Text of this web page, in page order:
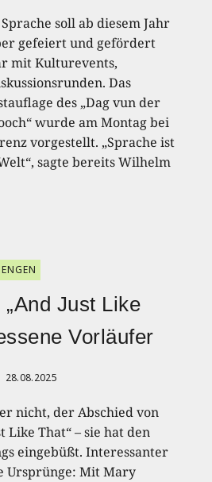
soll ab diesem Jahr
gefeiert und gefördert
mit Kulturevents,
Das
des „Dag vun der
wurde am Montag bei
vorgestellt. „Sprache ist
sagte bereits Wilhelm
Just Like
Vorläufer
28.08.2025
nicht, der Abschied von
Like That“ – sie hat den
eingebüßt. Interessanter
Ursprünge: Mit Mary